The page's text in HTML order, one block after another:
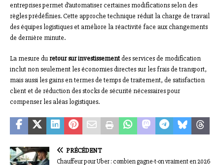
entreprises permet d’automatiser certaines modifications selon des
règles prédéfinies. Cette approche technique réduit la charge de travail
des équipes logistiques et améliore la réactivité face aux changements
de dernière minute.
La mesure du retour sur investissementdes services de modification
inclut non seulement les économies directes sur les frais de transport,
mais aussi les gains en termes de temps de traitement, de satisfaction
client et de réduction des stocks de sécurité nécessaires pour
compenser les aléas logistiques.
PRÉCÉDENT
Chauffeur pour Uber : combien gagne-t-on vraiment en 2026